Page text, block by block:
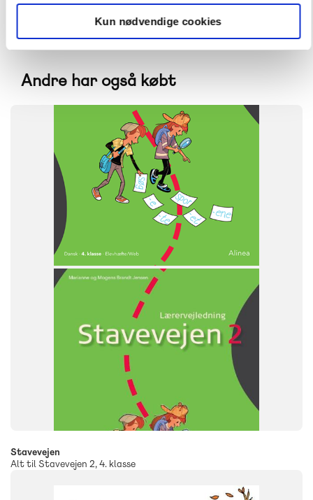
Kun nødvendige cookies
Andre har også købt
NIVEAU
Stavevejen
Alt til Stavevejen 2, 4. klasse